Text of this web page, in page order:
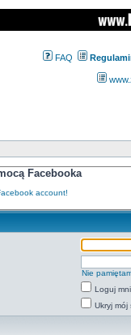
FAQ
Facebooka
Nie
Loguj
Ukryj mój